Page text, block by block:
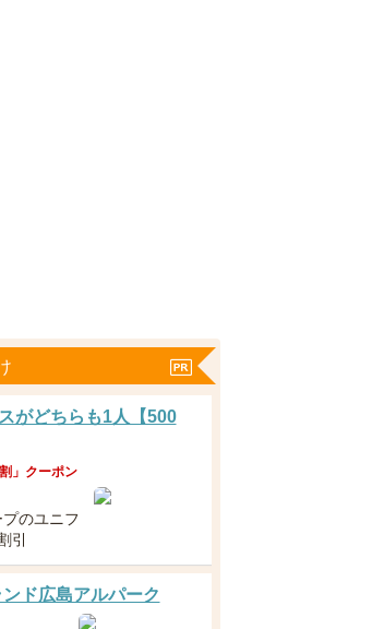
がどちらも1人【500
」クーポン
のユニフ
引
ド広島アルパーク